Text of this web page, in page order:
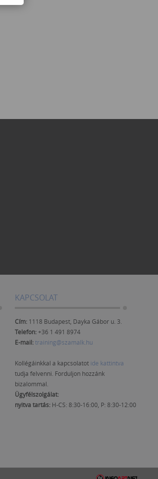
KAPCSOLAT
Cím: 1118 Budapest, Dayka Gábor u. 3.
Telefon:+36 1 491 8974
E-mail:training@szamalk.hu
Kollégáinkkal a kapcsolatot ide kattintva
tudja felvenni. Forduljon hozzánk
bizalommal.
Ügyfélszolgálat:
nyitva tartás: H-CS: 8:30-16:00, P: 8:30-12:00